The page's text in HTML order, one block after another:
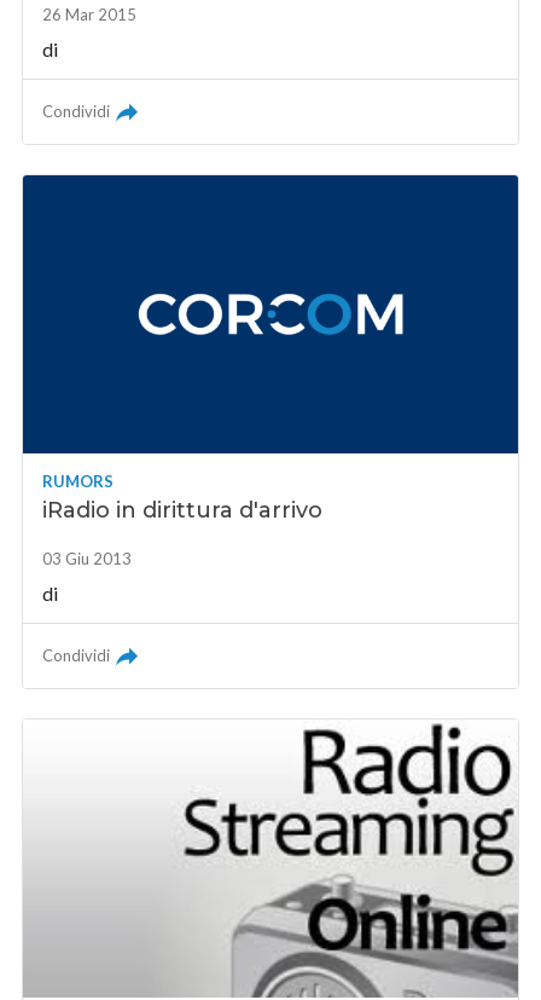
26 Mar 2015
di
Condividi
RUMORS
iRadio in dirittura d'arrivo
03 Giu 2013
di
Condividi